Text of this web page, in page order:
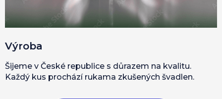
Výroba
Šijeme v České republice s důrazem na kvalitu.
Každý kus prochází rukama zkušených švadlen.